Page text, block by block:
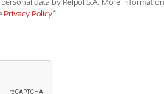
data by Relpol S.A. More
Privacy Policy*